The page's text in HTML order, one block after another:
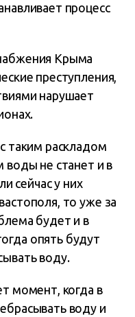
процесс
Крыма
преступления,
нарушает
таким раскладом
не станет и в
сейчас у них
то уже за
будет и в
опять будут
воду.
момент, когда в
воду и